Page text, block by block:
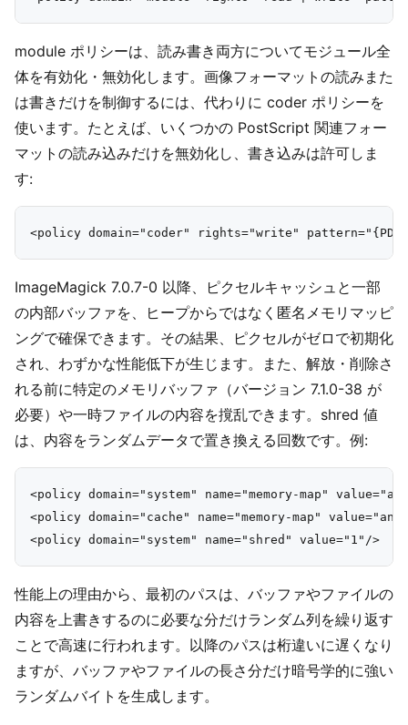
module ポリシーは、読み書き両方についてモジュール全
体を有効化・無効化します。画像フォーマットの読みまた
は書きだけを制御するには、代わりに coder ポリシーを
使います。たとえば、いくつかの PostScript 関連フォー
マットの読み込みだけを無効化し、書き込みは許可しま
す:
ImageMagick 7.0.7-0 以降、ピクセルキャッシュと一部
の内部バッファを、ヒープからではなく匿名メモリマッピ
ングで確保できます。その結果、ピクセルがゼロで初期化
され、わずかな性能低下が生じます。また、解放・削除さ
れる前に特定のメモリバッファ（バージョン 7.1.0-38 が
必要）や一時ファイルの内容を撹乱できます。shred 値
は、内容をランダムデータで置き換える回数です。例:
<policy domain="system" name="memory-map"
<policy domain="cache" name="memory-map"
性能上の理由から、最初のパスは、バッファやファイルの
内容を上書きするのに必要な分だけランダム列を繰り返す
ことで高速に行われます。以降のパスは桁違いに遅くなり
ますが、バッファやファイルの長さ分だけ暗号学的に強い
ランダムバイトを生成します。